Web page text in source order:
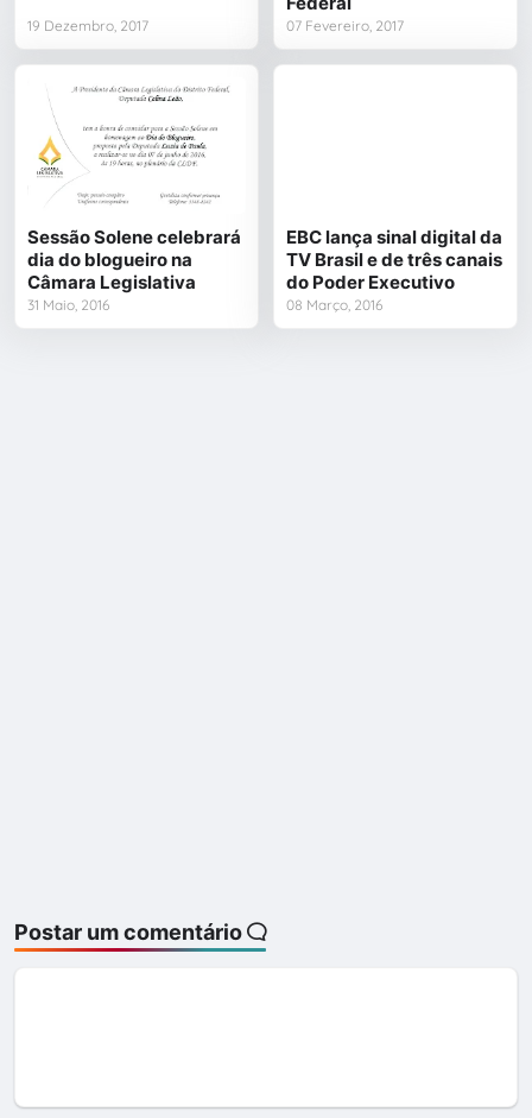
19 Dezembro, 2017 07 Fevereiro, 2017
Sessão Solene celebrará
dia do blogueiro na
Câmara Legislativa
31 Maio, 2016
EBC lança sinal digital da
TV Brasil e de três canais
do Poder Executivo
08 Março, 2016
Postar um comentário